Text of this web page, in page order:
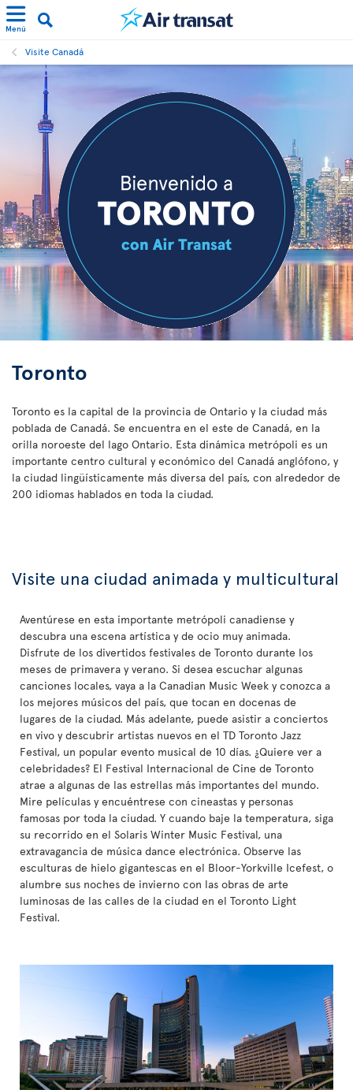
Menú
Visite Canadá
Toronto
Toronto es la capital de la provincia de Ontario y la ciudad más
poblada de Canadá. Se encuentra en el este de Canadá, en la
orilla noroeste del lago Ontario. Esta dinámica metrópoli es un
importante centro cultural y económico del Canadá anglófono, y
la ciudad lingüísticamente más diversa del país, con alrededor de
200 idiomas hablados en toda la ciudad.
Visite una ciudad animada y multicultural
Aventúrese en esta importante metrópoli canadiense y
descubra una escena artística y de ocio muy animada.
Disfrute de los divertidos festivales de Toronto durante los
meses de primavera y verano. Si desea escuchar algunas
canciones locales, vaya a la Canadian Music Week y conozca a
los mejores músicos del país, que tocan en docenas de
lugares de la ciudad. Más adelante, puede asistir a conciertos
en vivo y descubrir artistas nuevos en el TD Toronto Jazz
Festival, un popular evento musical de 10 días. ¿Quiere ver a
celebridades? El Festival Internacional de Cine de Toronto
atrae a algunas de las estrellas más importantes del mundo.
Mire películas y encuéntrese con cineastas y personas
famosas por toda la ciudad. Y cuando baje la temperatura, siga
su recorrido en el Solaris Winter Music Festival, una
extravagancia de música dance electrónica. Observe las
esculturas de hielo gigantescas en el Bloor-Yorkville Icefest, o
alumbre sus noches de invierno con las obras de arte
luminosas de las calles de la ciudad en el Toronto Light
Festival.